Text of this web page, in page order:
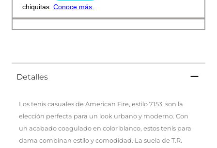
Detalles
Los tenis casuales de American Fire, estilo 7153, son la
elección perfecta para un look urbano y moderno. Con
un acabado coagulado en color blanco, estos tenis para
dama combinan estilo y comodidad. La suela de T.R.